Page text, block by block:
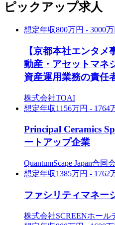
ピックアップ求人
想定年収800万円 - 3000万
【京都本社エンタ
動産・アセットマネ
資産運用業務の責任
株式会社TOAI
想定年収1156万円 - 1764
Principal Ceramics
ートアップ企業
QuantumScape Japan合同
想定年収1385万円 - 1762
ファシリティマネー
株式会社SCREENホール